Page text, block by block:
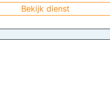
Bekijk dienst